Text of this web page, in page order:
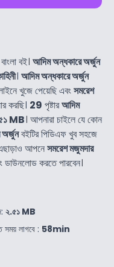
বই। আদিম অন্ধকারে অর্জুন
। আদিম অন্ধকারে অর্জুন
খুজে পেয়েছি এবংসমরেশ
করছি। 29 পৃষ্টারআদিম
MB। আপনারা চাইলে যে কোন
বইটির পিডিএফ খুব সহজে
আপনেসমরেশ মজুমদার
করতে পারবেন।
২.৫১ MB
সময় লাগবে : 58min